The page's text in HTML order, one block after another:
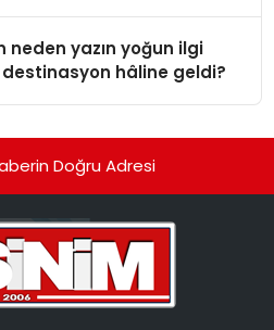
neden yazın yoğun ilgi
hâline geldi?
Doğru Adresi